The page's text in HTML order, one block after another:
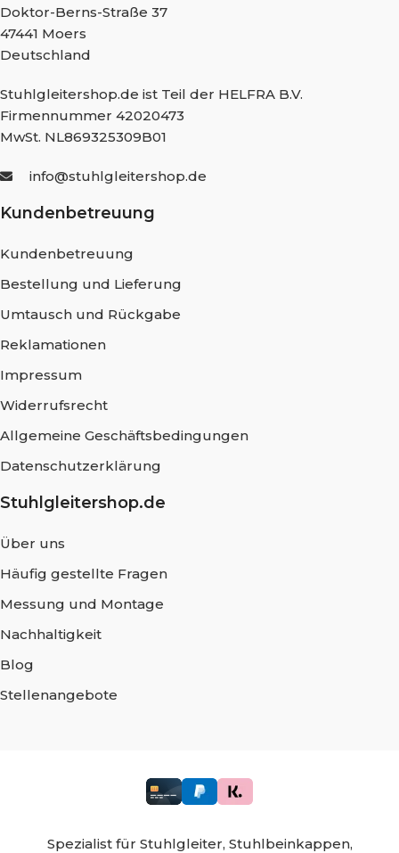
Doktor-Berns-Straße 37
47441 Moers
Deutschland
Stuhlgleitershop.de ist Teil der HELFRA B.V.
Firmennummer 42020473
MwSt. NL869325309B01
info@stuhlgleitershop.de
Kundenbetreuung
Kundenbetreuung
Bestellung und Lieferung
Umtausch und Rückgabe
Reklamationen
Impressum
Widerrufsrecht
Allgemeine Geschäftsbedingungen
Datenschutzerklärung
Stuhlgleitershop.de
Über uns
Häufig gestellte Fragen
Messung und Montage
Nachhaltigkeit
Blog
Stellenangebote
Spezialist für Stuhlgleiter, Stuhlbeinkappen,